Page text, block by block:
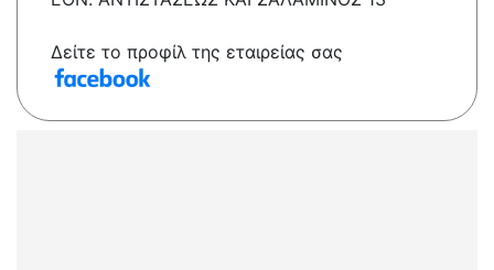
Δείτε το προφίλ της εταιρείας σας